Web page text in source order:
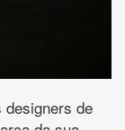
designers de